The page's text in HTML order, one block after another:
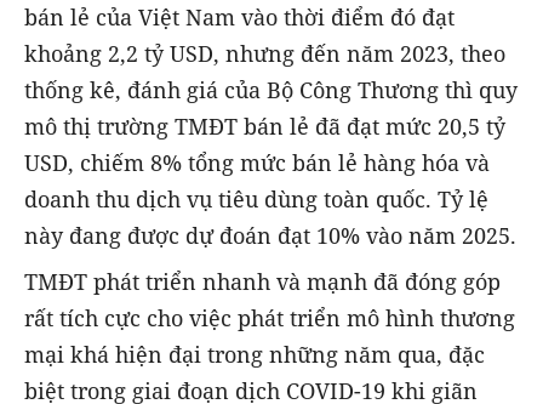
bán lẻ của Việt Nam vào thời điểm đó đạt
khoảng 2,2 tỷ USD, nhưng đến năm 2023, theo
thống kê, đánh giá của Bộ Công Thương thì quy
mô thị trường TMĐT bán lẻ đã đạt mức 20,5 tỷ
USD, chiếm 8% tổng mức bán lẻ hàng hóa và
doanh thu dịch vụ tiêu dùng toàn quốc. Tỷ lệ
này đang được dự đoán đạt 10% vào năm 2025.
TMĐT phát triển nhanh và mạnh đã đóng góp
rất tích cực cho việc phát triển mô hình thương
mại khá hiện đại trong những năm qua, đặc
biệt trong giai đoạn dịch COVID-19 khi giãn